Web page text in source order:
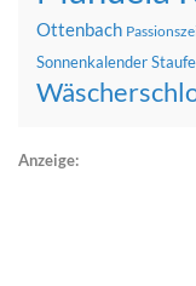
Ottenbach
Sonnenkalender
Anzeige: